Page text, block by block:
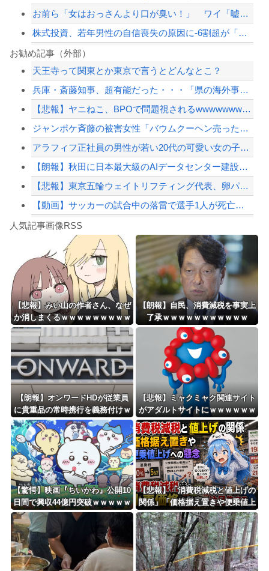
お前ら「女はおっさんより口が臭い！」 ワイ「嘘つけバーカｗ」⇒w
株式投資、若年男性の自信喪失の原因に-6割超が「人生の敗者」自認
【速報】 中国、ガチで逝く
【悲報】東京五輪ウェイトリフティング代表、卵パックを盗んで逮捕ｗｗｗｗｗｗｗ
【配信者】「金バエ」のSNS更新が1週間途絶え、様々な憶測が飛び交う。1週間ぶり...
【緊急速報】NYで警官が黒人男性の首を絞め、暴動第二波不可避へ
Powered by livedoor 相互RSS
お勧め記事（外部）
天王寺って関東とか東京で言うとどんなとこ？
兵庫・斎藤知事、超有能だった・・・「県の海外事務所はすべて閉鎖で。直営する意味な...
【悲報】ヤニねこ、BPOで問題視されるwwwwwwwwwwwwwwwwwwwww...
ジャンポケ斉藤の被害女性「バウムクーヘン売ったりTikTokライブしててムカつい...
アラフィフ正社員の男性が若い20代の可愛い女の子以外には挨拶をしない
【朗報】秋田に日本最大級のAIデータセンター建設へ 総事業費2兆円、UAEが巨額...
【悲報】東京五輪ウェイトリフティング代表、卵パックを盗んで逮捕ｗｗｗｗｗｗｗ
【動画】サッカーの試合中の落雷で選手1人が死亡、12人が負傷した事故。
【かっけぇ…】あのまとめ管理人が“世の中お金じゃない”に共感‥‥「お金で忖度ばか...
8/4のニュース
日本旅行キャンセルすべきか…1万年ぶり史上最大級の火山の兆し＝韓国の反応
更新中止のお知らせ
海外「おめでとうタキ！」リヴァプール南野がバースデーゴール！！
Powered by livedoor 相互RSS
人気記事画像RSS
【悲報】みい山の作者さん、なぜ
か消しまくるｗｗｗｗｗｗｗｗｗ
ｗｗｗｗｗｗ
【朗報】自民、消費減税を事実上
了承ｗｗｗｗｗｗｗｗｗｗｗ
【朗報】オンワードHDが従業員
に貴重品の常時携行を義務付けｗ
ｗｗｗｗｗｗｗｗｗｗｗｗ
【悲報】ミャクミャク関連サイト
がアダルトサイトにｗｗｗｗｗｗ
ｗｗｗｗｗ
【驚愕】映画『ちいかわ』公開10
日間で興収44億円突破ｗｗｗｗｗ
ｗｗｗｗｗ
【悲報】「消費税減税と値上げの
関係」「価格据え置きや便乗値上
げへの懸念」 – 消費税減税時の
小売価格の動向に注目集まる